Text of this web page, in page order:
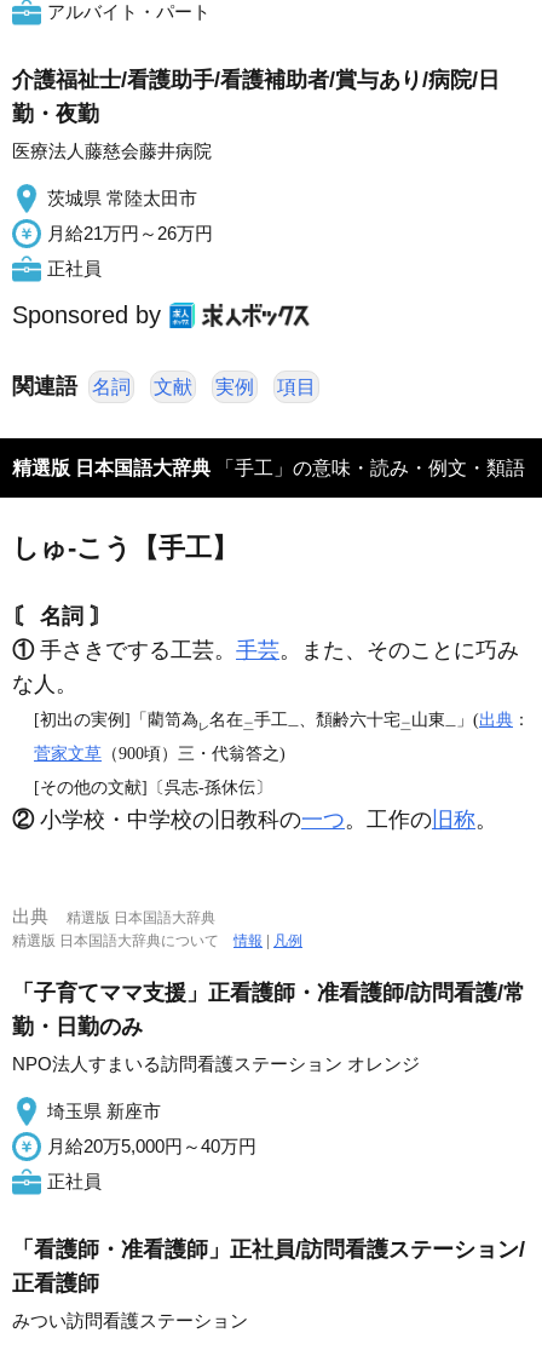
アルバイト・パート
介護福祉士/看護助手/看護補助者/賞与あり/病院/日
勤・夜勤
医療法人藤慈会藤井病院
茨城県 常陸太田市
月給21万円～26万円
正社員
Sponsored by
関連語 名詞 文献 実例 項目
精選版 日本国語大辞典 「手工」の意味・読み・例文・類語
しゅ‐こう【手工】
〘 名詞 〙
①手さきでする工芸。 手芸。また、そのことに巧み
な人。
[初出の実例]「藺笥為 レ名在二手工一 、頽齢六十宅二 山東一 」(出典 ：
菅家文草 （900頃）三・代翁答之)
[その他の文献]〔呉志‐孫休伝〕
②小学校・中学校の旧教科の一つ。工作の 旧称。
出典
精選版 日本国語大辞典
精選版 日本国語大辞典について情報 | 凡例
「子育てママ支援」正看護師・准看護師/訪問看護/常
勤・日勤のみ
NPO法人すまいる訪問看護ステーション オレンジ
埼玉県 新座市
月給20万5,000円～40万円
正社員
「看護師・准看護師」正社員/訪問看護ステーション/
正看護師
みつい訪問看護ステーション